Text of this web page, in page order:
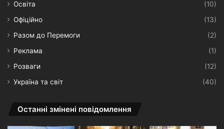
Освіта
(10)
Офіційно
(13)
Разом до Перемоги
(2)
Реклама
(1)
Розваги
(12)
Україна та світ
(40)
Останні змінені повідомлення